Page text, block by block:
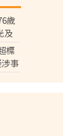
歲
及
標
事